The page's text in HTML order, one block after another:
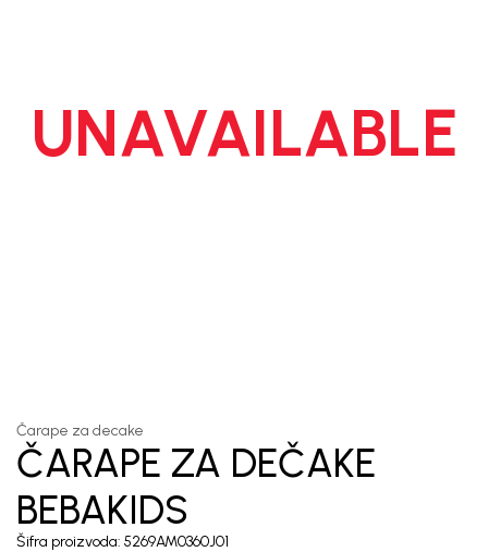
UNAVAILABLE
Čarape za decake
ČARAPE ZA DEČAKE
BEBAKIDS
Šifra proizvoda: 5269AM0360J01